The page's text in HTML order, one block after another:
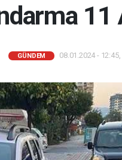
GÜNDEM 08.01.2024 -